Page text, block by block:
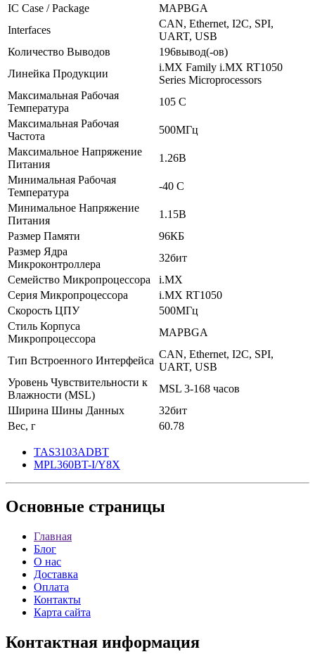
IC Case / Package
MAPBGA
Interfaces
CAN, Ethernet, I2C, SPI,
UART, USB
Количество Выводов
196вывод(-ов)
Линейка Продукции
i.MX Family i.MX RT1050
Series Microprocessors
Максимальная Рабочая
Температура
105 C
Максимальная Рабочая
Частота
500МГц
Максимальное Напряжение
Питания
1.26В
Минимальная Рабочая
Температура
-40 C
Минимальное Напряжение
Питания
1.15В
Размер Памяти
96КБ
Размер Ядра
Микроконтроллера
32бит
Семейство Микропроцессора
i.MX
Серия Микропроцессора
i.MX RT1050
Скорость ЦПУ
500МГц
Стиль Корпуса
Микропроцессора
MAPBGA
Тип Встроенного Интерфейса
CAN, Ethernet, I2C, SPI,
UART, USB
Уровень Чувствительности к
Влажности (MSL)
MSL 3-168 часов
Ширина Шины Данных
32бит
Вес, г
60.78
TAS3103ADBT
MPL360BT-I/Y8X
Основные страницы
Главная
Блог
О нас
Доставка
Оплата
Контакты
Карта сайта
Контактная информация